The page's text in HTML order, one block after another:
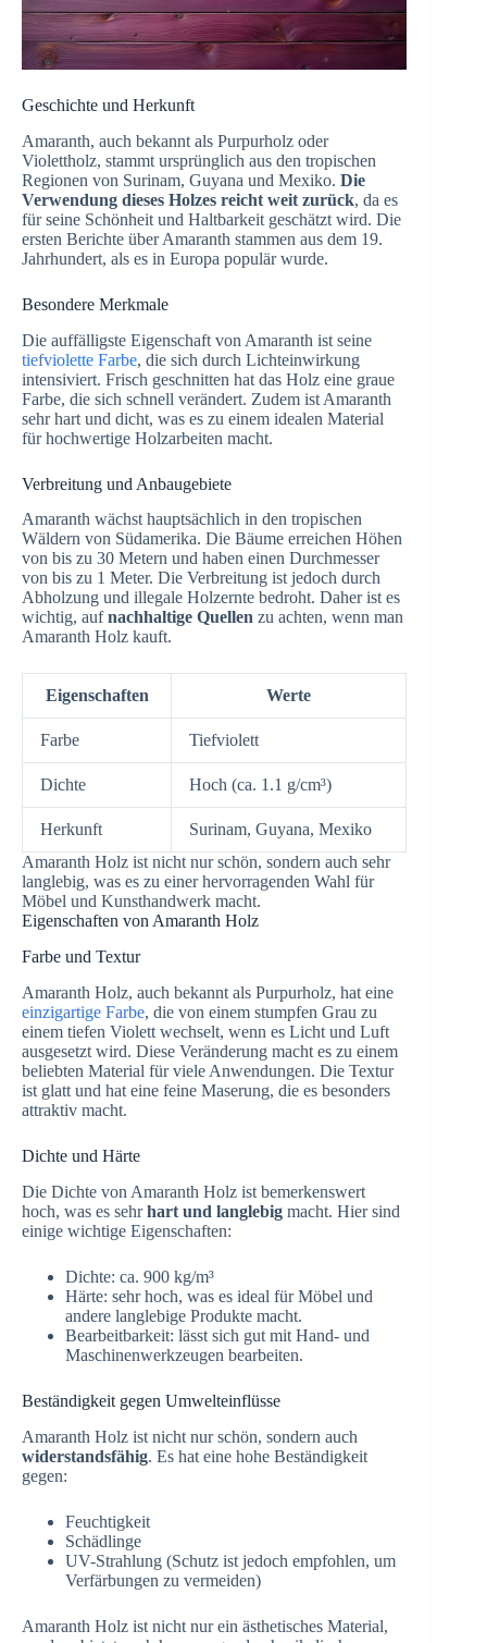
Geschichte und Herkunft
Amaranth, auch bekannt als Purpurholz oder
Violettholz, stammt ursprünglich aus den tropischen
Regionen von Surinam, Guyana und Mexiko. Die
Verwendung dieses Holzes reicht weit zurück, da es
für seine Schönheit und Haltbarkeit geschätzt wird. Die
ersten Berichte über Amaranth stammen aus dem 19.
Jahrhundert, als es in Europa populär wurde.
Besondere Merkmale
Die auffälligste Eigenschaft von Amaranth ist seine
tiefviolette Farbe, die sich durch Lichteinwirkung
intensiviert. Frisch geschnitten hat das Holz eine graue
Farbe, die sich schnell verändert. Zudem ist Amaranth
sehr hart und dicht, was es zu einem idealen Material
für hochwertige Holzarbeiten macht.
Verbreitung und Anbaugebiete
Amaranth wächst hauptsächlich in den tropischen
Wäldern von Südamerika. Die Bäume erreichen Höhen
von bis zu 30 Metern und haben einen Durchmesser
von bis zu 1 Meter. Die Verbreitung ist jedoch durch
Abholzung und illegale Holzernte bedroht. Daher ist es
wichtig, aufnachhaltige Quellen zu achten, wenn man
Amaranth Holz kauft.
Eigenschaften Werte
Farbe Tiefviolett
Dichte Hoch (ca. 1.1 g/cm³)
Herkunft
Surinam, Guyana, Mexiko
Amaranth Holz ist nicht nur schön, sondern auch sehr
langlebig, was es zu einer hervorragenden Wahl für
Möbel und Kunsthandwerk macht.
Eigenschaften von Amaranth Holz
Farbe und Textur
Amaranth Holz, auch bekannt als Purpurholz, hat eine
einzigartige Farbe, die von einem stumpfen Grau zu
einem tiefen Violett wechselt, wenn es Licht und Luft
ausgesetzt wird. Diese Veränderung macht es zu einem
beliebten Material für viele Anwendungen. Die Textur
ist glatt und hat eine feine Maserung, die es besonders
attraktiv macht.
Dichte und Härte
Die Dichte von Amaranth Holz ist bemerkenswert
hoch, was es sehrhart und langlebig macht. Hier sind
einige wichtige Eigenschaften:
Dichte: ca. 900 kg/m³
Härte: sehr hoch, was es ideal für Möbel und
andere langlebige Produkte macht.
Bearbeitbarkeit: lässt sich gut mit Hand- und
Maschinenwerkzeugen bearbeiten.
Beständigkeit gegen Umwelteinflüsse
Amaranth Holz ist nicht nur schön, sondern auch
widerstandsfähig. Es hat eine hohe Beständigkeit
gegen:
Feuchtigkeit
Schädlinge
UV-Strahlung (Schutz ist jedoch empfohlen, um
Verfärbungen zu vermeiden)
Amaranth Holz ist nicht nur ein ästhetisches Material,